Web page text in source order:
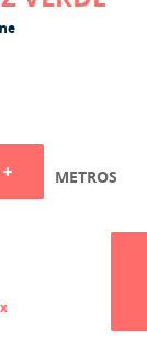
METROS